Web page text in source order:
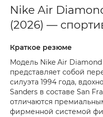
Nike Air
(2026) —
Краткое резюме
Модель Nike Air Diamond
представляет собой
силуэта 1994 года,
Sanders в составе San
отличаются
фирменной системой